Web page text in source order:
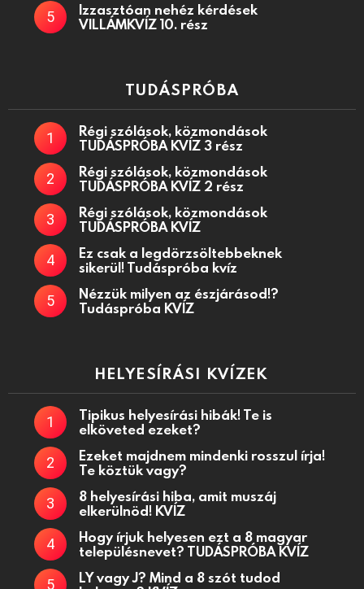
Izzasztóan nehéz kérdések
VILLÁMKVÍZ 10. rész
TUDÁSPRÓBA
Régi szólások, közmondások
TUDÁSPRÓBA KVÍZ 3 rész
Régi szólások, közmondások
TUDÁSPRÓBA KVÍZ 2 rész
Régi szólások, közmondások
TUDÁSPRÓBA KVÍZ
Ez csak a legdörzsöltebbeknek
sikerül! Tudáspróba kvíz
Nézzük milyen az észjárásod!?
Tudáspróba KVÍZ
HELYESÍRÁSI KVÍZEK
Tipikus helyesírási hibák! Te is
elköveted ezeket?
Ezeket majdnem mindenki rosszul írja!
Te köztük vagy?
8 helyesírási hiba, amit muszáj
elkerülnöd! KVÍZ
Hogy írjuk helyesen ezt a 8 magyar
településnevet? TUDÁSPRÓBA KVÍZ
LY vagy J? Mind a 8 szót tudod